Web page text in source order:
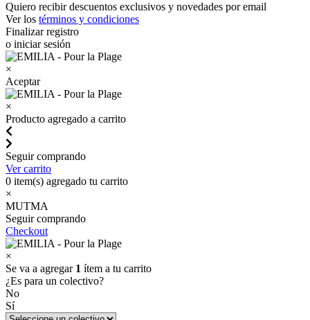
Quiero recibir descuentos exclusivos y novedades por email
Ver los términos y condiciones
Finalizar registro
o iniciar sesión
×
Aceptar
×
Producto agregado a carrito
Seguir comprando
Ver carrito
0 item(s) agregado tu carrito
×
MUTMA
Seguir comprando
Checkout
×
Se va a agregar 1 ítem a tu carrito
¿Es para un colectivo?
No
Sí